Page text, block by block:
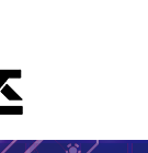
운더스트2' 도시